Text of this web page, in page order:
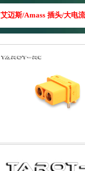
艾迈斯/Amass 插头/大电